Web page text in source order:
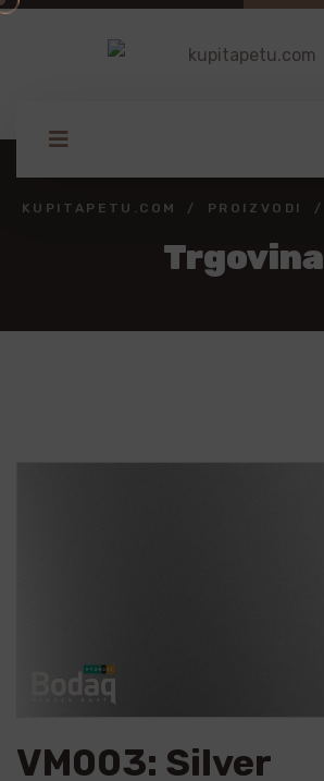
KUPITAPETU.COM PROIZVODI
Trgovina
VM003: Silver